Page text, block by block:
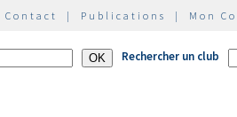
Contact | Publications | Mon
Rechercher un club